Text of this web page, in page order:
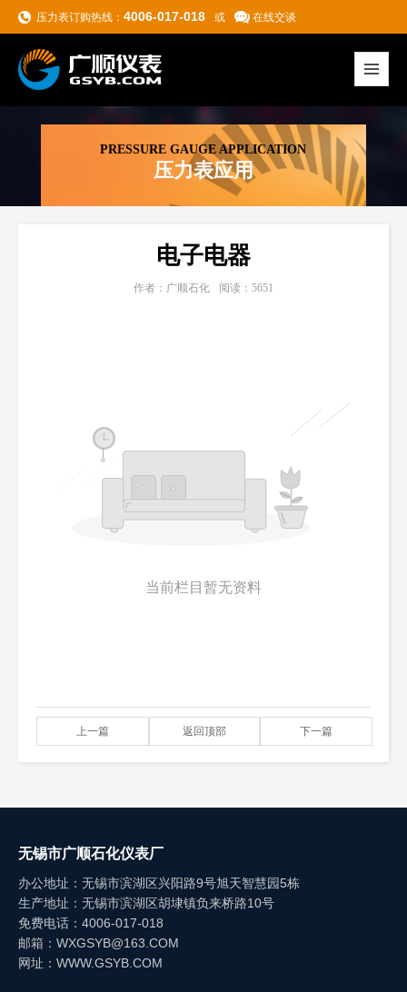
压力表订购热线： 4006-017-018 或 在线交谈
PRESSURE GAUGE APPLICATION
压力表应用
电子电器
作者：广顺石化 阅读：5651
当前栏目暂无资料
上一篇 返回顶部 下一篇
无锡市广顺石化仪表厂
办公地址：无锡市滨湖区兴阳路9号旭天智慧园5栋
生产地址：无锡市滨湖区胡埭镇负来桥路10号
免费电话：4006-017-018
邮箱：WXGSYB@163.COM
网址：WWW.GSYB.COM